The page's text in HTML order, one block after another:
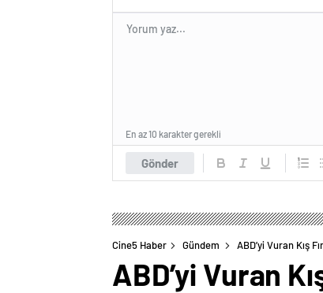
Gönder
En az 10 karakter gerekli
Cine5 Haber Gündem ABD’yi Vuran Kış
ABD’yi Vuran